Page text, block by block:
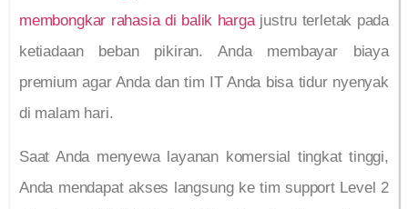
membongkar rahasia di balik hargajustru terletak pada
ketiadaan beban pikiran. Anda membayar biaya
premium agar Anda dan tim IT Anda bisa tidur nyenyak
di malam hari.
Saat Anda menyewa layanan komersial tingkat tinggi,
Anda mendapat akses langsung ke tim support Level 2